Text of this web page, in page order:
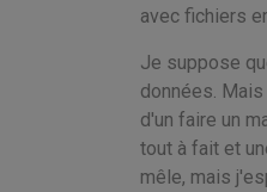
avec fichiers
Je suppose
données.
d'un faire un
tout à fait et
mêle, mais